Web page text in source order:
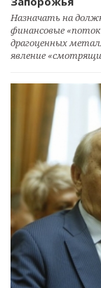
Назначать на
финансовые
драгоценных
явление